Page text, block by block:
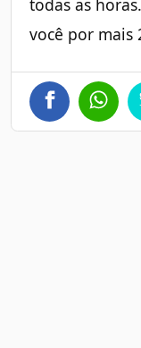
todas as
você por mais